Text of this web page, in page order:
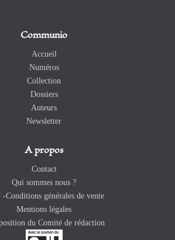
Communio
Accueil
Numéros
Collection
Dossiers
Auteurs
Newsletter
A propos
Contact
Qui sommes nous ?
-Conditions générales de vente
Mentions légales
du Comité de rédaction